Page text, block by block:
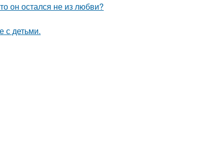
он остался не из любви?
с детьми.